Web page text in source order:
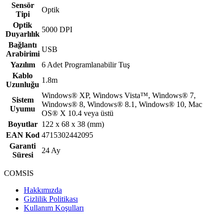
Sensör
Tipi
Optik
Optik
Duyarlılık
5000 DPI
Bağlantı
Arabirimi
USB
Yazılım
6 Adet Programlanabilir Tuş
Kablo
Uzunluğu
1.8m
Sistem
Uyumu
Windows® XP, Windows Vista™, Windows® 7,
Windows® 8, Windows® 8.1, Windows® 10, Mac
OS® X 10.4 veya üstü
Boyutlar 122 x 68 x 38 (mm)
EAN Kod 4715302442095
Garanti
Süresi
24 Ay
COMSIS
Hakkımızda
Gizlilik Politikası
Kullanım Koşulları